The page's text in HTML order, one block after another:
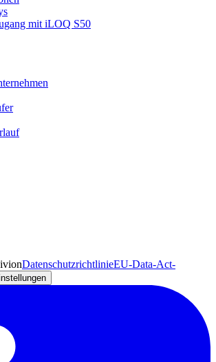
mit iLOQ S50
DatenschutzrichtlinieEU-Data-Act-